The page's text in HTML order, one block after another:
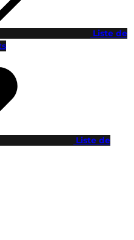
Liste de
Liste de